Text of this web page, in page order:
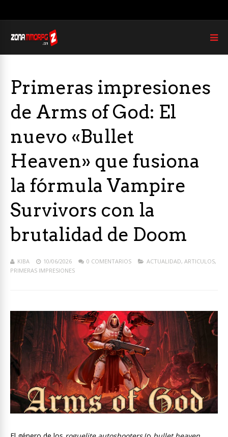
Primeras impresiones
de Arms of God: El
nuevo «Bullet
Heaven» que fusiona
la fórmula Vampire
Survivors con la
brutalidad de Doom
KIBA 10/06/2026 0 COMENTARIOS ACTUALIDAD, ARTICULOS,
PRIMERAS IMPRESIONES